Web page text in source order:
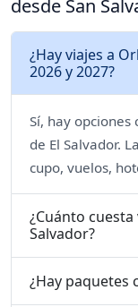
desde San
¿Hay viajes a
2026 y 2027?
Sí, hay
de El Salvador.
cupo, vuelos,
¿Cuánto
Salvador?
¿Hay paquetes